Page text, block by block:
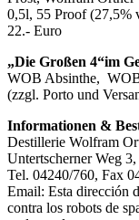
0,5l, 55 Proof (27,5%
22.- Euro
„Die Großen 4“im
WOB Absinthe,
(zzgl. Porto und
Informationen &
Destillerie Wolfram
Untertscherner Weg
Tel. 04240/760, Fax
Email: Esta dirección
contra los robots de